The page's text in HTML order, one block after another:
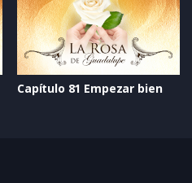
Capítulo 81 Empezar bien